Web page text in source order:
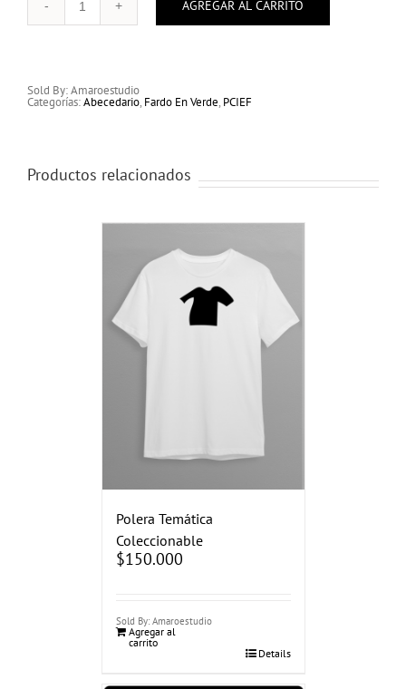
Abecedario
Polera
AGREGAR AL CARRITO
Sold By: Amaroestudio
Categorías:Abecedario, Fardo En Verde, PCIEF
Productos relacionados
Polera Temática
Coleccionable
$150.000
Sold By: Amaroestudio
Agregar al
carrito
Details